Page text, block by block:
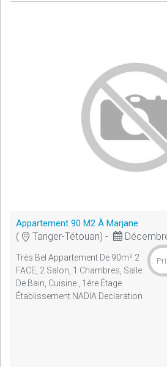
Appartement 90 M2 À Marjane
( Tanger-Tétouan) -
Très Bel Appartement De 90m² 2
FACE, 2 Salon, 1 Chambres, Salle
De Bain, Cuisine , 1ére Étage
Établissement NADIA Declaration